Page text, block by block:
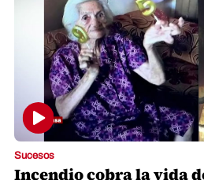
Sucesos
Incendio cobra la vida